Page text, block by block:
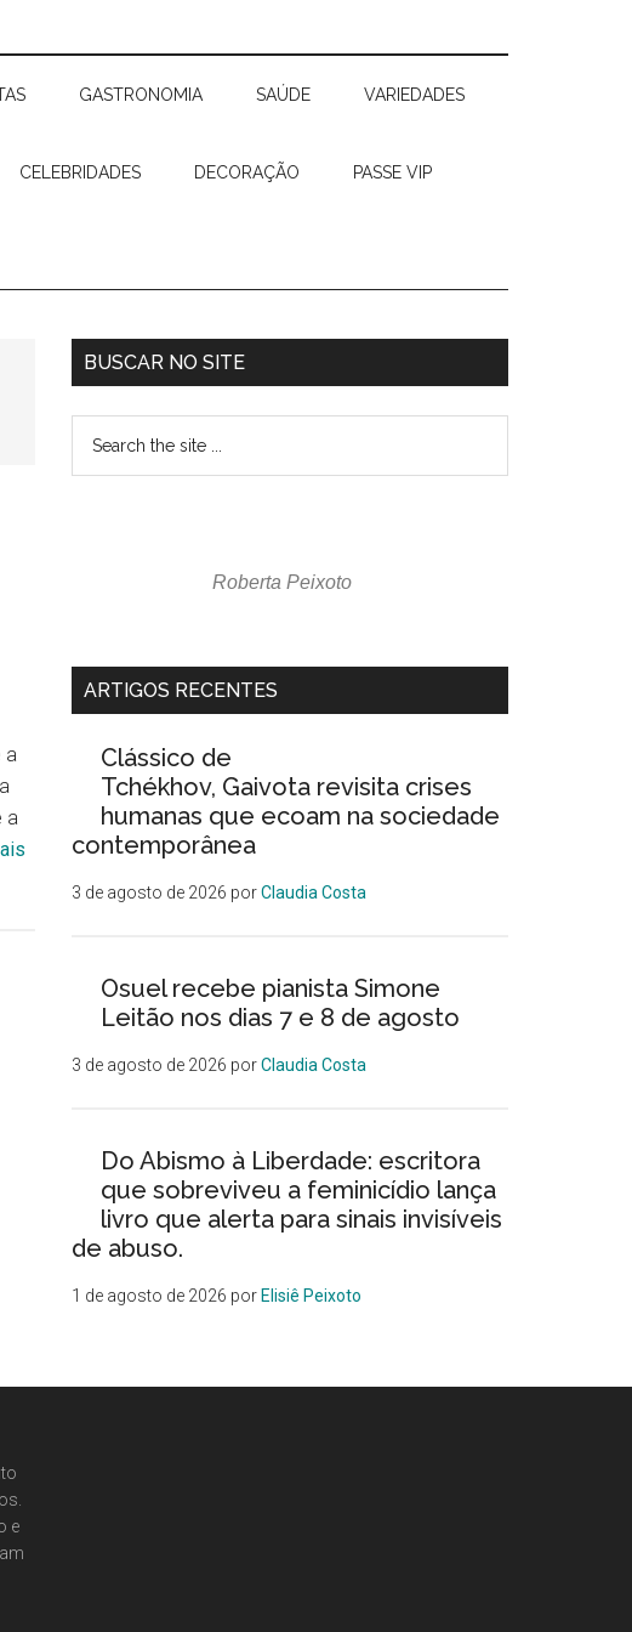
GASTRONOMIA SAÚDE VARIEDADES
CELEBRIDADES DECORAÇÃO PASSE VIP
a
a
BUSCAR NO SITE
Roberta Peixoto
ARTIGOS RECENTES
Clássico de
Tchékhov, Gaivota revisita crises
humanas que ecoam na sociedade
contemporânea
3 de agosto de 2026 porClaudia Costa
Osuel recebe pianista Simone
Leitão nos dias 7 e 8 de agosto
3 de agosto de 2026 porClaudia Costa
Do Abismo à Liberdade: escritora
que sobreviveu a feminicídio lança
livro que alerta para sinais invisíveis
de abuso.
1 de agosto de 2026 por Elisiê Peixoto
e